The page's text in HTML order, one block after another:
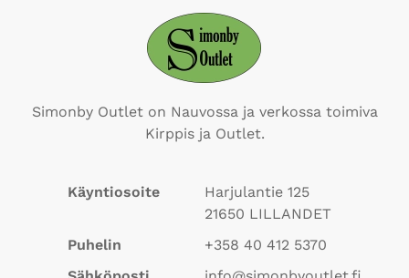
Simonby Outlet on Nauvossa ja verkossa toimiva
Kirppis ja Outlet.
Käyntiosoite
Harjulantie 125
21650 LILLANDET
Puhelin
+358 40 412 5370